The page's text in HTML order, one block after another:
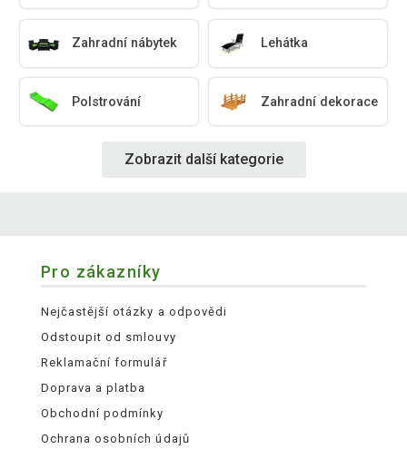
Zahradní nábytek Lehátka
Polstrování Zahradní dekorace
Zobrazit další kategorie
Pro zákazníky
Nejčastější otázky a odpovědi
Odstoupit od smlouvy
Reklamační formulář
Doprava a platba
Obchodní podmínky
Ochrana osobních údajů